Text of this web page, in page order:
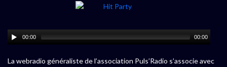
00:00 00:00
La webradio généraliste de l’association Puls’Radio s’associe avec